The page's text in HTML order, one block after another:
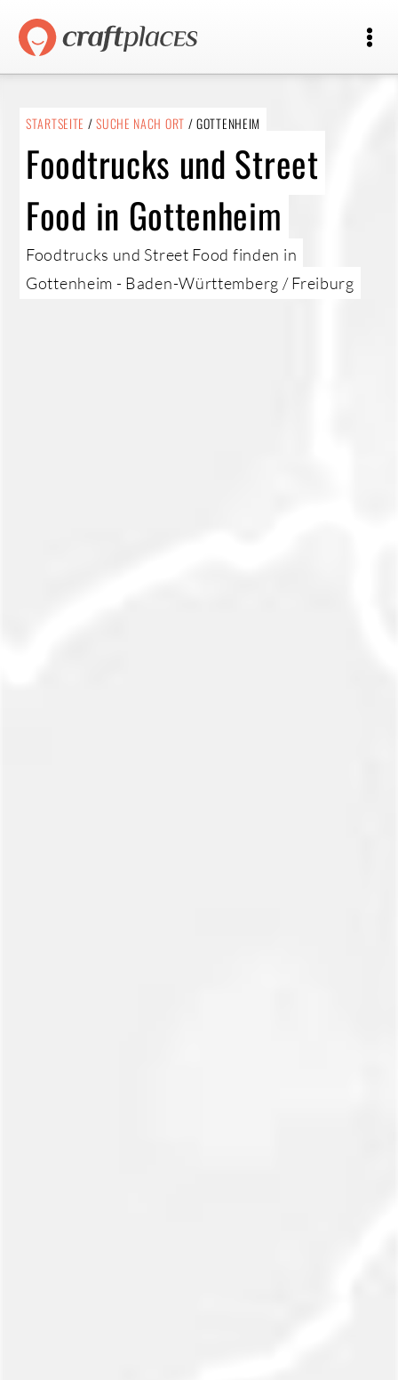
STARTSEITE /SUCHE NACH ORT / GOTTENHEIM
Foodtrucks und Street
Food in Gottenheim
Foodtrucks und Street Food finden in
Gottenheim - Baden-Württemberg / Freiburg